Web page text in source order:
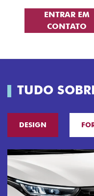
ENTRAR EM
CONTATO
TUDO
DESIGN